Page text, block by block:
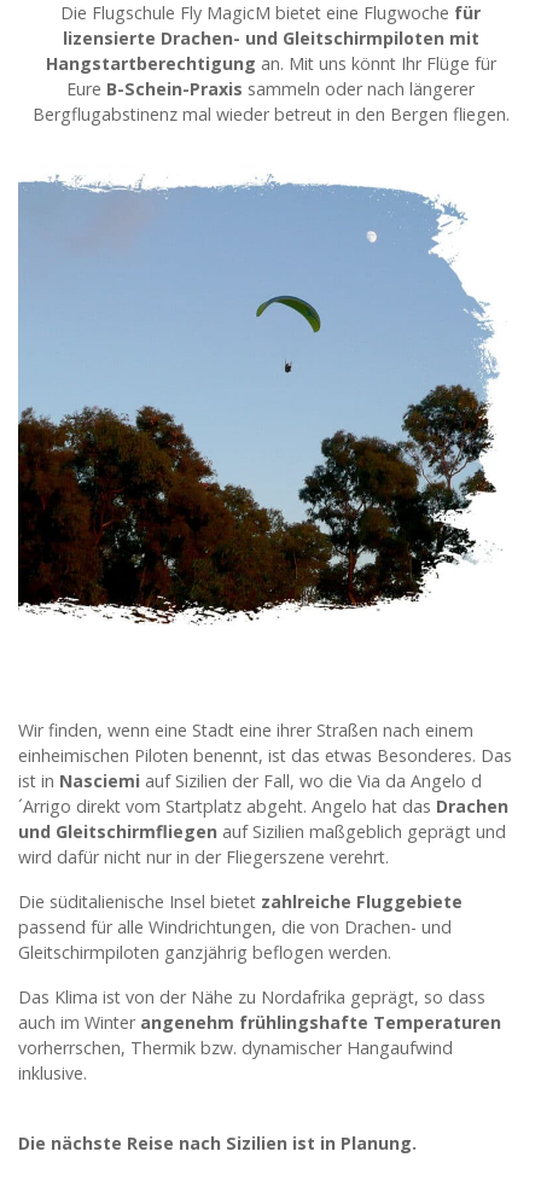
Die Flugschule Fly MagicM bietet eine Flugwoche für
lizensierte Drachen- und Gleitschirmpiloten mit
Hangstartberechtigung an. Mit uns könnt Ihr Flüge für
Eure B-Schein-Praxis sammeln oder nach längerer
Bergflugabstinenz mal wieder betreut in den Bergen fliegen.
Wir finden, wenn eine Stadt eine ihrer Straßen nach einem
einheimischen Piloten benennt, ist das etwas Besonderes. Das
ist in Nasciemi auf Sizilien der Fall, wo die Via da Angelo d
´Arrigo direkt vom Startplatz abgeht. Angelo hat das Drachen
und Gleitschirmfliegen auf Sizilien maßgeblich geprägt und
wird dafür nicht nur in der Fliegerszene verehrt.
Die süditalienische Insel bietet zahlreiche Fluggebiete
passend für alle Windrichtungen, die von Drachen- und
Gleitschirmpiloten ganzjährig beflogen werden.
Das Klima ist von der Nähe zu Nordafrika geprägt, so dass
auch im Winter angenehm frühlingshafte Temperaturen
vorherrschen, Thermik bzw. dynamischer Hangaufwind
inklusive.
Die nächste Reise nach Sizilien ist in Planung.